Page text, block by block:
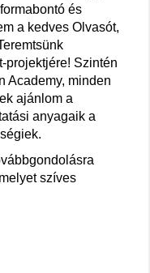
és
a kedves Olvasót,
projektjére! Szintén
Academy, minden
ajánlom a
anyagaik a
szíves